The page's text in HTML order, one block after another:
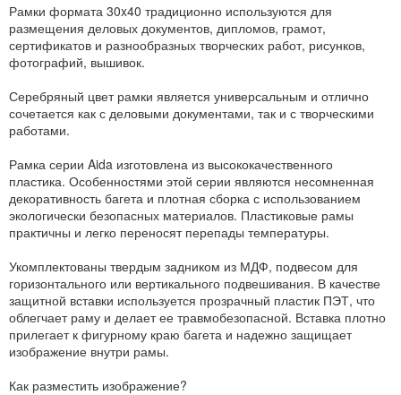
Рамки формата 30x40 традиционно используются для
размещения деловых документов, дипломов, грамот,
сертификатов и разнообразных творческих работ, рисунков,
фотографий, вышивок.
Серебряный цвет рамки является универсальным и отлично
сочетается как с деловыми документами, так и с творческими
работами.
Рамка серии Aida изготовлена из высококачественного
пластика. Особенностями этой серии являются несомненная
декоративность багета и плотная сборка с использованием
экологически безопасных материалов. Пластиковые рамы
практичны и легко переносят перепады температуры.
Укомплектованы твердым задником из МДФ, подвесом для
горизонтального или вертикального подвешивания. В качестве
защитной вставки используется прозрачный пластик ПЭТ, что
облегчает раму и делает ее травмобезопасной. Вставка плотно
прилегает к фигурному краю багета и надежно защищает
изображение внутри рамы.
Как разместить изображение?